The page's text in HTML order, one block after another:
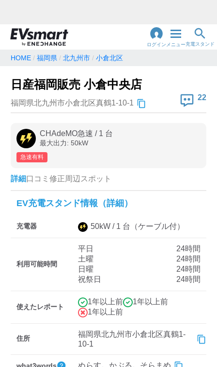
ログイン メニュー充電スタンド
地名・観光スポット・住所で検索
充電器の種類
急速充電器のみ表示
高速道路上のみ表示
認証システム
三菱ディーラーを表示
日産ディーラーを表示
すべて 中速-20kW-以上 急速-44kW-以上
HOME 福岡県 北九州市 小倉北区
日産福岡販売 小倉中央店
福岡県北九州市小倉北区真鶴1-10-1
22
CHAdeMO急速 / 1 台
最大出力: 50kW
急速有料
詳細口コミ 修正周辺スポット
EV充電スタンド情報（詳細）
充電器 50kW / 1 台 （ケーブル付）
利用可能時間
平日
24時間
土曜
24時間
日曜
24時間
祝祭日
24時間
使えたレポート
1年以上前
1年以上前
1年以上前
住所
福岡県北九州市小倉北区真鶴1-
10-1
ぬらす。かぶる。そらまめ